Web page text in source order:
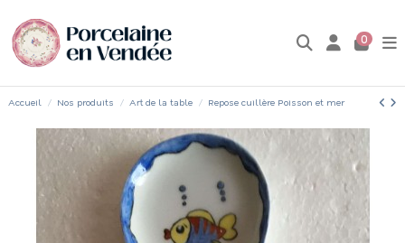
0
Accueil Nos produits Art de la table Repose cuillère Poisson et mer